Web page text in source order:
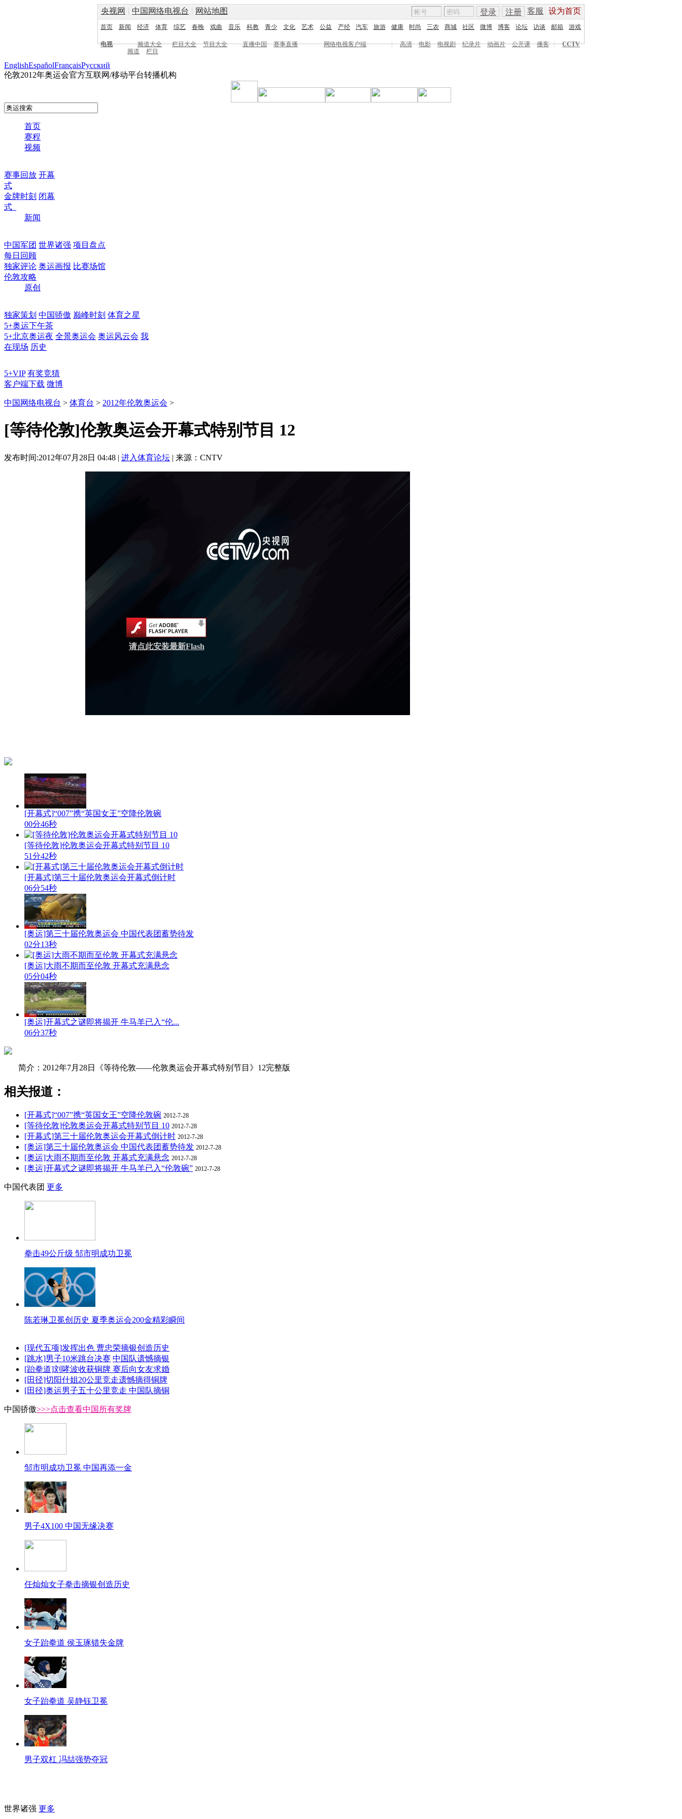
央视网 | 中国网络电视台 | 网站地图 客服 设为首页
登录 注册
首页 新闻 经济 体育 综艺 春晚 戏曲 音乐 科教 青少 文化 艺术 公益 产经 汽车 旅游 健康 时尚 三农 商城 社区 微博 博客 论坛 访谈 邮箱 游戏
电视 频道大全 栏目大全 节目大全 直播中国 赛事直播 网络电视客户端 | 高清 电影 电视剧 纪录片 动画片 公开课 播客 |
CCTV
频道
栏目
EnglishEspañolFrançaisPусский
伦敦2012年奥运会官方互联网/移动平台转播机构
首页
赛程
视频
赛事回放 开幕
式
金牌时刻 闭幕
式
新闻
中国军团 世界诸强 项目盘点
每日回顾
独家评论 奥运画报 比赛场馆
伦敦攻略
原创
独家策划 中国骄傲 巅峰时刻 体育之星
5+奥运下午茶
5+北京奥运夜 全景奥运会 奥运风云会 我
在现场 历史
5+VIP 有奖竞猜
客户端下载 微博
中国网络电视台 > 体育台 > 2012年伦敦奥运会 >
[等待伦敦]伦敦奥运会开幕式特别节目 12
发布时间:2012年07月28日 04:48 | 进入体育论坛 | 来源：CNTV
请点此安装最新Flash
[开幕式]“007”携“英国女王”空降伦敦碗
00分46秒
[等待伦敦]伦敦奥运会开幕式特别节目 10
51分42秒
[开幕式]第三十届伦敦奥运会开幕式倒计时
06分54秒
[奥运]第三十届伦敦奥运会 中国代表团蓄势待发
02分13秒
[奥运]大雨不期而至伦敦 开幕式充满悬念
05分04秒
[奥运]开幕式之谜即将揭开 牛马羊已入“伦...
06分37秒
简介：2012年7月28日《等待伦敦——伦敦奥运会开幕式特别节目》12完整版
相关报道：
[开幕式]“007”携“英国女王”空降伦敦碗 2012-7-28
[等待伦敦]伦敦奥运会开幕式特别节目 10 2012-7-28
[开幕式]第三十届伦敦奥运会开幕式倒计时 2012-7-28
[奥运]第三十届伦敦奥运会 中国代表团蓄势待发 2012-7-28
[奥运]大雨不期而至伦敦 开幕式充满悬念 2012-7-28
[奥运]开幕式之谜即将揭开 牛马羊已入“伦敦碗” 2012-7-28
中国代表团 更多
拳击49公斤级 邹市明成功卫冕
陈若琳卫冕创历史 夏季奥运会200金精彩瞬间
[现代五项]发挥出色 曹忠荣摘银创造历史
[跳水]男子10米跳台决赛 中国队遗憾摘银
[跆拳道]刘哮波收获铜牌 赛后向女友求婚
[田径]切阳什姐20公里竞走遗憾摘得铜牌
[田径]奥运男子五十公里竞走 中国队摘铜
中国骄傲>>>点击查看中国所有奖牌
邹市明成功卫冕 中国再添一金
男子4X100 中国无缘决赛
任灿灿女子拳击摘银创造历史
女子跆拳道 侯玉琢错失金牌
女子跆拳道 吴静钰卫冕
男子双杠 冯喆强势夺冠
世界诸强 更多